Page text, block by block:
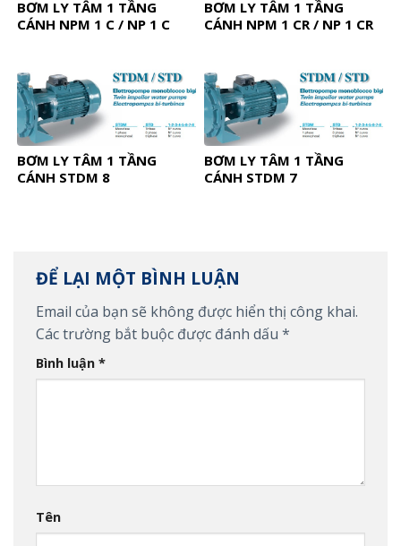
BƠM LY TÂM 1 TẦNG
CÁNH NPM 1 C / NP 1 C
BƠM LY TÂM 1 TẦNG
CÁNH NPM 1 CR / NP 1 CR
BƠM LY TÂM 1 TẦNG
CÁNH STDM 8
BƠM LY TÂM 1 TẦNG
CÁNH STDM 7
ĐỂ LẠI MỘT BÌNH LUẬN
Email của bạn sẽ không được hiển thị công khai.
Các trường bắt buộc được đánh dấu *
Bình luận *
Tên